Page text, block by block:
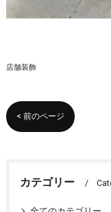
店舗装飾
< 前のページ
カテゴリー